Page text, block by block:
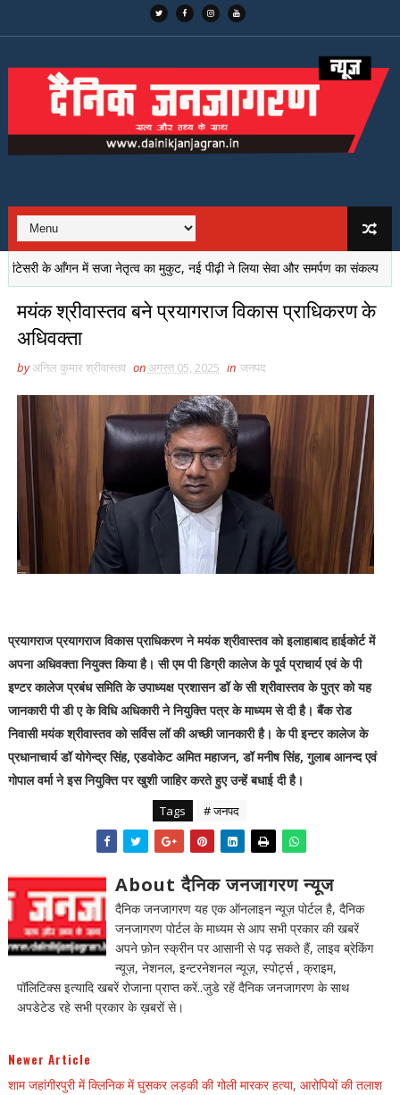
के आँगन में सजा नेतृत्व का मुकुट, नई पीढ़ी ने लिया सेवा और समर्पण का संकल्प
मयंक श्रीवास्तव बने प्रयागराज विकास प्राधिकरण के
अधिवक्ता
byअनिल कुमार श्रीवास्तव onअगस्त 05, 2025 in जनपद
प्रयागराज प्रयागराज विकास प्राधिकरण ने मयंक श्रीवास्तव को इलाहाबाद हाईकोर्ट में
अपना अधिवक्ता नियुक्त किया है। सी एम पी डिग्री कालेज के पूर्व प्राचार्य एवं के पी
इण्टर कालेज प्रबंध समिति के उपाध्यक्ष प्रशासन डॉ के सी श्रीवास्तव के पुत्र को यह
जानकारी पी डी ए के विधि अधिकारी ने नियुक्ति पत्र के माध्यम से दी है। बैंक रोड
निवासी मयंक श्रीवास्तव को सर्विस लॉ की अच्छी जानकारी है। के पी इन्टर कालेज के
प्रधानाचार्य डॉ योगेन्द्र सिंह, एडवोकेट अमित महाजन, डॉ मनीष सिंह, गुलाब आनन्द एवं
गोपाल वर्मा ने इस नियुक्ति पर खुशी जाहिर करते हुए उन्हें बधाई दी है।
Tags # जनपद
About दैनिक जनजागरण न्यूज
दैनिक जनजागरण यह एक ऑनलाइन न्यूज़ पोर्टल है, दैनिक
जनजागरण पोर्टल के माध्यम से आप सभी प्रकार की खबरें
अपने फ़ोन स्क्रीन पर आसानी से पढ़ सकते हैं, लाइव ब्रेकिंग
न्यूज़, नेशनल, इन्टरनेशनल न्यूज़, स्पोर्ट्स , क्राइम,
पॉलिटिक्स इत्यादि खबरें रोजाना प्राप्त करें..जुडे रहें दैनिक जनजागरण के साथ
अपडेटेड रहे सभी प्रकार के ख़बरों से।
Newer Article
शाम जहांगीरपुरी में क्लिनिक में घुसकर लड़की की गोली मारकर हत्या, आरोपियों की तलाश